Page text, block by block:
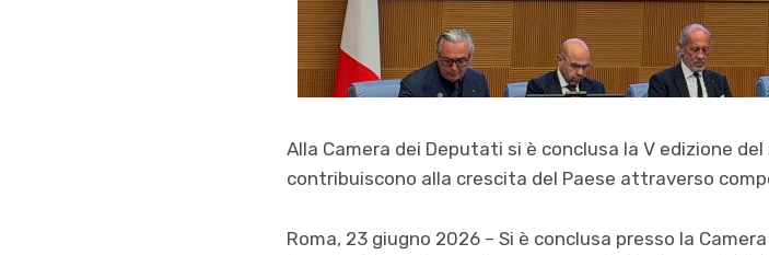
Alla Camera dei Deputati si è conclusa la V edizione
contribuiscono alla crescita del Paese attraverso
Roma, 23 giugno 2026 – Si è conclusa presso la